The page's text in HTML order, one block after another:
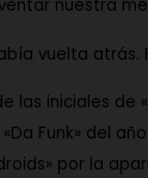
nuestra
vuelta
las iniciales de
«Da Funk» del
por la